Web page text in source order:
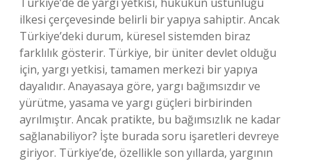
ilkesi çerçevesinde belirli bir yapıya sahiptir. Ancak
Türkiye’deki durum, küresel sistemden biraz
farklılık gösterir. Türkiye, bir üniter devlet olduğu
için, yargı yetkisi, tamamen merkezi bir yapıya
dayalıdır. Anayasaya göre, yargı bağımsızdır ve
yürütme, yasama ve yargı güçleri birbirinden
ayrılmıştır. Ancak pratikte, bu bağımsızlık ne kadar
sağlanabiliyor? İşte burada soru işaretleri devreye
giriyor. Türkiye’de, özellikle son yıllarda, yargının